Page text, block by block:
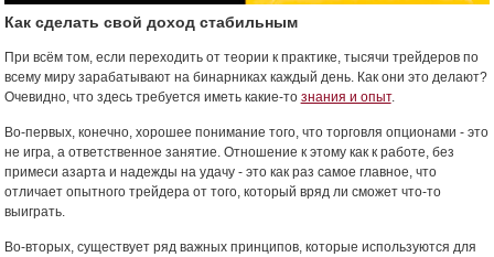
Как сделать свой доход стабильным
При всём том, если переходить от теории к практике, тысячи трейдеров по
всему миру зарабатывают на бинарниках каждый день. Как они это делают?
Очевидно, что здесь требуется иметь какие-то знания и опыт.
Во-первых, конечно, хорошее понимание того, что торговля опционами - это
не игра, а ответственное занятие. Отношение к этому как к работе, без
примеси азарта и надежды на удачу - это как раз самое главное, что
отличает опытного трейдера от того, который вряд ли сможет что-то
выиграть.
Во-вторых, существует ряд важных принципов, которые используются для